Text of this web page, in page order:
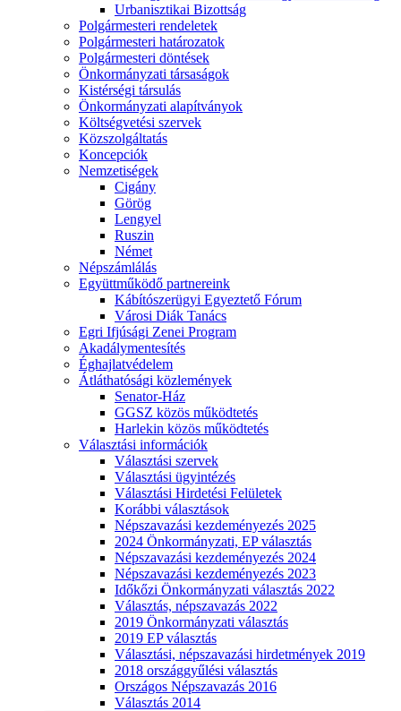
Urbanisztikai Bizottság
Polgármesteri rendeletek
Polgármesteri határozatok
Polgármesteri döntések
Önkormányzati társaságok
Kistérségi társulás
Önkormányzati alapítványok
Költségvetési szervek
Közszolgáltatás
Koncepciók
Nemzetiségek
Cigány
Görög
Lengyel
Ruszin
Német
Népszámlálás
Együttműködő partnereink
Kábítószerügyi Egyeztető Fórum
Városi Diák Tanács
Egri Ifjúsági Zenei Program
Akadálymentesítés
Éghajlatvédelem
Átláthatósági közlemények
Senator-Ház
GGSZ közös működtetés
Harlekin közös működtetés
Választási információk
Választási szervek
Választási ügyintézés
Választási Hirdetési Felületek
Korábbi választások
Népszavazási kezdeményezés 2025
2024 Önkormányzati, EP választás
Népszavazási kezdeményezés 2024
Népszavazási kezdeményezés 2023
Időkőzi Önkormányzati választás 2022
Választás, népszavazás 2022
2019 Önkormányzati választás
2019 EP választás
Választási, népszavazási hirdetmények 2019
2018 országgyűlési választás
Országos Népszavazás 2016
Választás 2014